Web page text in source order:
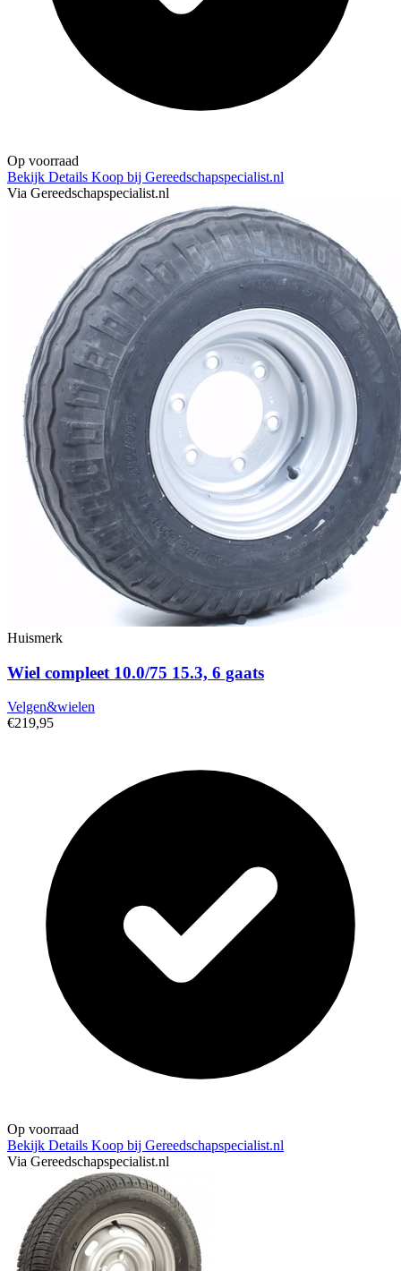
Op voorraad
Bekijk Details Koop bij Gereedschapspecialist.nl
Via Gereedschapspecialist.nl
Huismerk
Wiel compleet 10.0/75 15.3, 6 gaats
Velgen&wielen
€219,95
Op voorraad
Bekijk Details Koop bij Gereedschapspecialist.nl
Via Gereedschapspecialist.nl